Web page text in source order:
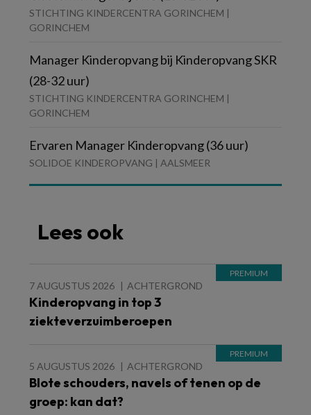
STICHTING KINDERCENTRA GORINCHEM |
GORINCHEM
Manager Kinderopvang bij Kinderopvang SKR
(28-32 uur)
STICHTING KINDERCENTRA GORINCHEM |
GORINCHEM
Ervaren Manager Kinderopvang (36 uur)
SOLIDOE KINDEROPVANG | AALSMEER
Lees ook
7 AUGUSTUS 2026 ACHTERGROND
Kinderopvang in top 3
ziekteverzuimberoepen
5 AUGUSTUS 2026 ACHTERGROND
Blote schouders, navels of tenen op de
groep: kan dat?